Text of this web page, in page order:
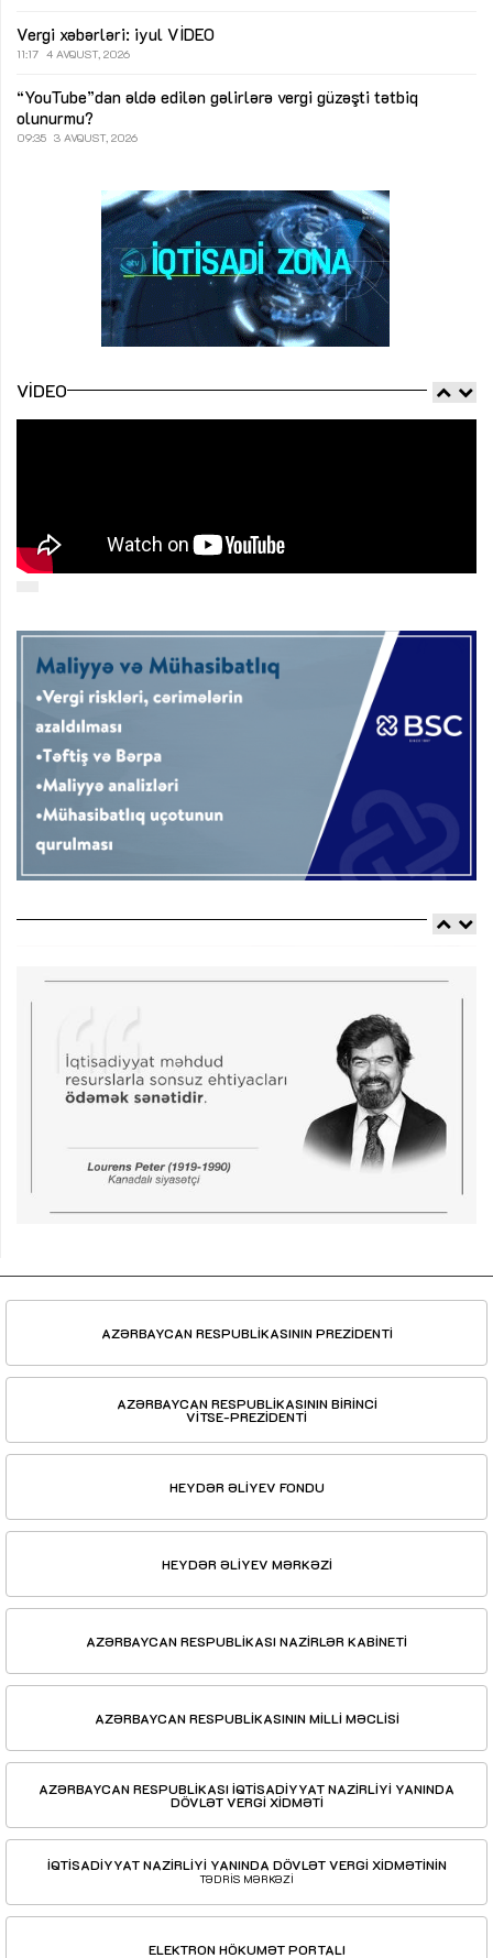
Vergi xəbərləri: iyul VİDEO
11:17 4 AVQUST, 2026
“YouTube”dan əldə edilən gəlirlərə vergi güzəşti tətbiq
olunurmu?
09:35 3 AVQUST, 2026
VIDEO
AZƏRBAYCAN RESPUBLİKASININ PREZİDENTİ
AZƏRBAYCAN RESPUBLİKASININ BİRİNCİ
VİTSE-PREZİDENTİ
HEYDƏR ƏLİYEV FONDU
HEYDƏR ƏLİYEV MƏRKƏZİ
AZƏRBAYCAN RESPUBLİKASI NAZİRLƏR KABİNETİ
AZƏRBAYCAN RESPUBLİKASININ MİLLİ MƏCLİSİ
AZƏRBAYCAN RESPUBLİKASI İQTİSADİYYAT NAZİRLİYİ YANINDA
DÖVLƏT VERGİ XİDMƏTİ
İQTİSADİYYAT NAZİRLİYİ YANINDA DÖVLƏT VERGİ XİDMƏTİNİN
TƏDRİS MƏRKƏZİ
ELEKTRON HÖKUMƏT PORTALI